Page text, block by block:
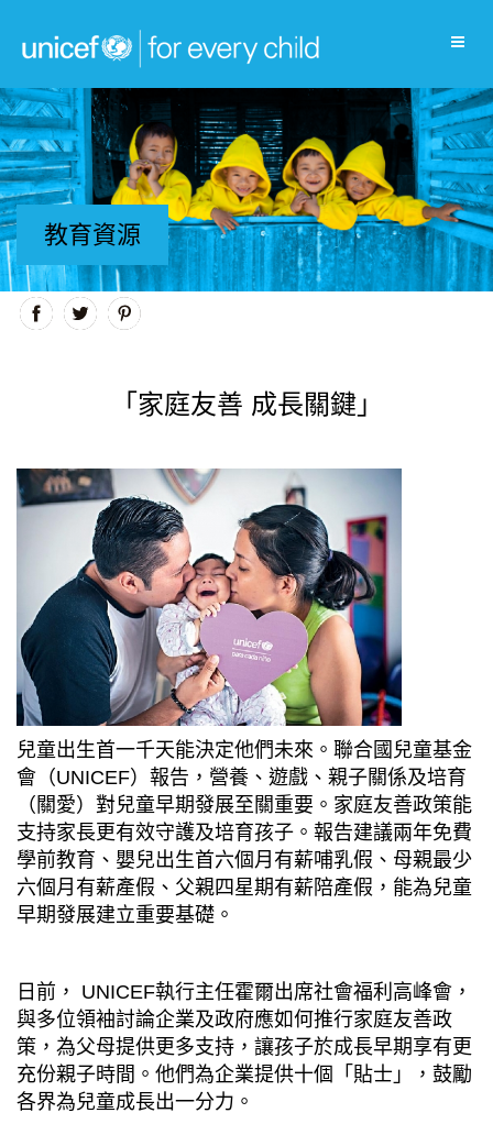
教育資源
「家庭友善 成長關鍵」
兒童出生首一千天能決定他們未來。聯合國兒童基金
會（UNICEF）報告，營養、遊戲、親子關係及培育
（關愛）對兒童早期發展至關重要。家庭友善政策能
支持家長更有效守護及培育孩子。報告建議兩年免費
學前教育、嬰兒出生首六個月有薪哺乳假、母親最少
六個月有薪產假、父親四星期有薪陪產假，能為兒童
早期發展建立重要基礎。
日前， UNICEF執行主任霍爾出席社會福利高峰會，
與多位領袖討論企業及政府應如何推行家庭友善政
策，為父母提供更多支持，讓孩子於成長早期享有更
充份親子時間。他們為企業提供十個「貼士」，鼓勵
各界為兒童成長出一分力。